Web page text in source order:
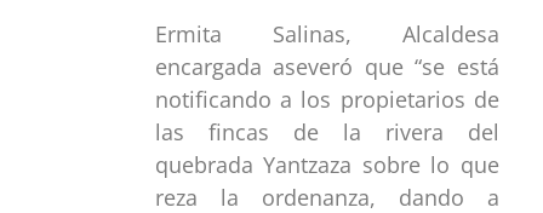
Ermita Salinas, Alcaldesa
encargada aseveró que “se está
notificando a los propietarios de
las fincas de la rivera del
quebrada Yantzaza sobre lo que
reza la ordenanza, dando a